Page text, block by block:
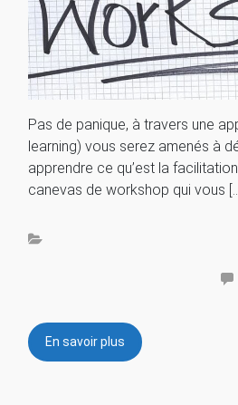
Pas de panique, à travers une
learning) vous serez amenés à
apprendre ce qu’est la
canevas de workshop qui vous
En savoir plus